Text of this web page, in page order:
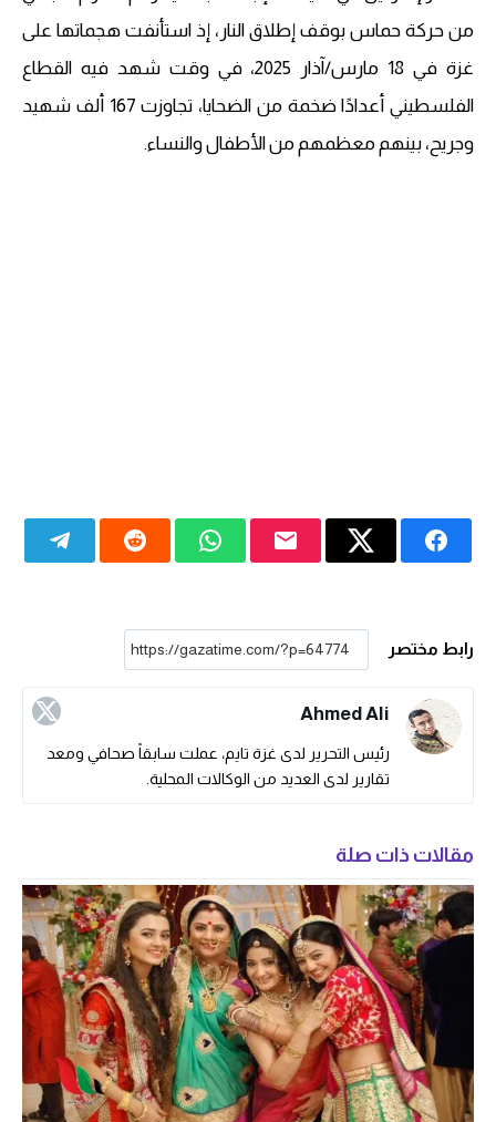
من حركة حماس بوقف إطلاق النار، إذ استأنفت هجماتها على
غزة في 18 مارس/آذار 2025، في وقت شهد فيه القطاع
الفلسطيني أعدادًا ضخمة من الضحايا، تجاوزت 167 ألف شهيد
وجريح، بينهم معظمهم من الأطفال والنساء.
رابط مختصر
Ahmed Ali
رئيس التحرير لدى غزة تايم، عملت سابقاً صحافي ومعد
تقارير لدى العديد من الوكالات المحلية.
مقالات ذات صلة